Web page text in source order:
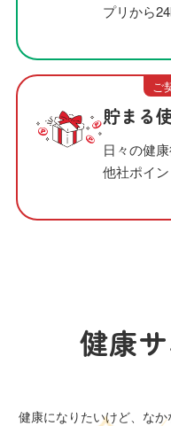
プリから
ご
貯まる
日々の健
他社ポイ
健康
健康になりたいけど、な